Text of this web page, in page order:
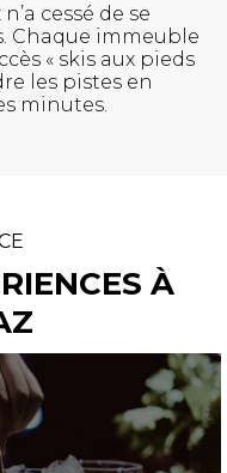
cessé de se
Chaque immeuble
« skis aux pieds
les pistes en
minutes.
À